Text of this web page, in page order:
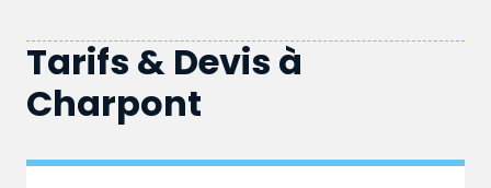
Tarifs & Devis à
Charpont